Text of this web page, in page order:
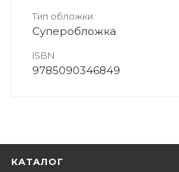
Тип обложки
Суперобложка
ISBN
9785090346849
КАТАЛОГ